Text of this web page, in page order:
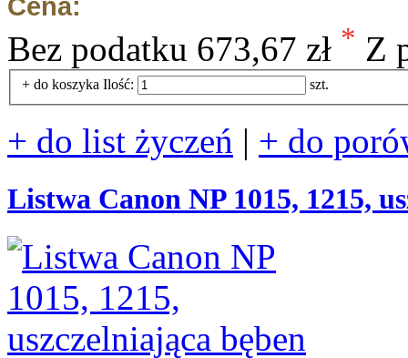
Bez podatku 673,67 zł * Z
+ do koszyka Ilość: szt.
+ do list życzeń | + do
Listwa Canon NP 1015, 1215,